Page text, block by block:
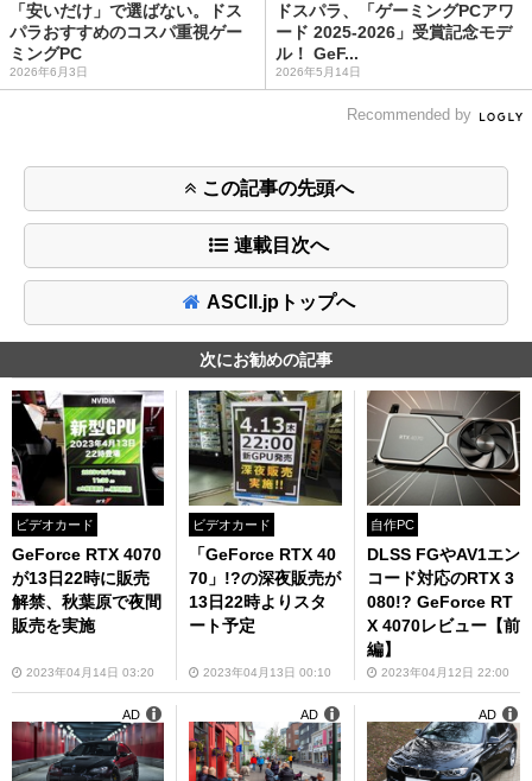
「安いだけ」で選ばない。ドス
パラおすすめのコスパ重視ゲー
ミングPC
2026年6月3日
ドスパラ、「ゲーミングPCアワ
ード 2025-2026」受賞記念モデ
ル！ GeF...
2026年5月14日
Recommended by
この記事の先頭へ
連載目次へ
ASCII.jpトップへ
次にお勧めの記事
ビデオカード
GeForce RTX 4070
が13日22時に販売
解禁、秋葉原で夜間
販売を実施
2023年04月14日 03:20
ビデオカード
「GeForce RTX 40
70」!?の深夜販売が
13日22時よりスタ
ート予定
2023年04月13日 00:10
自作PC
DLSS FGやAV1エン
コード対応のRTX 3
080!? GeForce RT
X 4070レビュー【前
編】
2023年04月12日 22:00
AD AD AD